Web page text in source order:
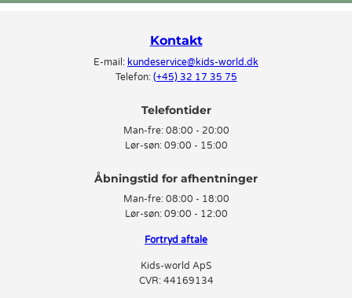
Kontakt
E-mail: kundeservice@kids-world.dk
Telefon: (+45) 32 17 35 75
Telefontider
Man-fre: 08:00 - 20:00
Lør-søn: 09:00 - 15:00
Man-fre: 08:00 - 18:00
Lør-søn: 09:00 - 12:00
Fortryd aftale
Kids-world ApS
CVR: 44169134